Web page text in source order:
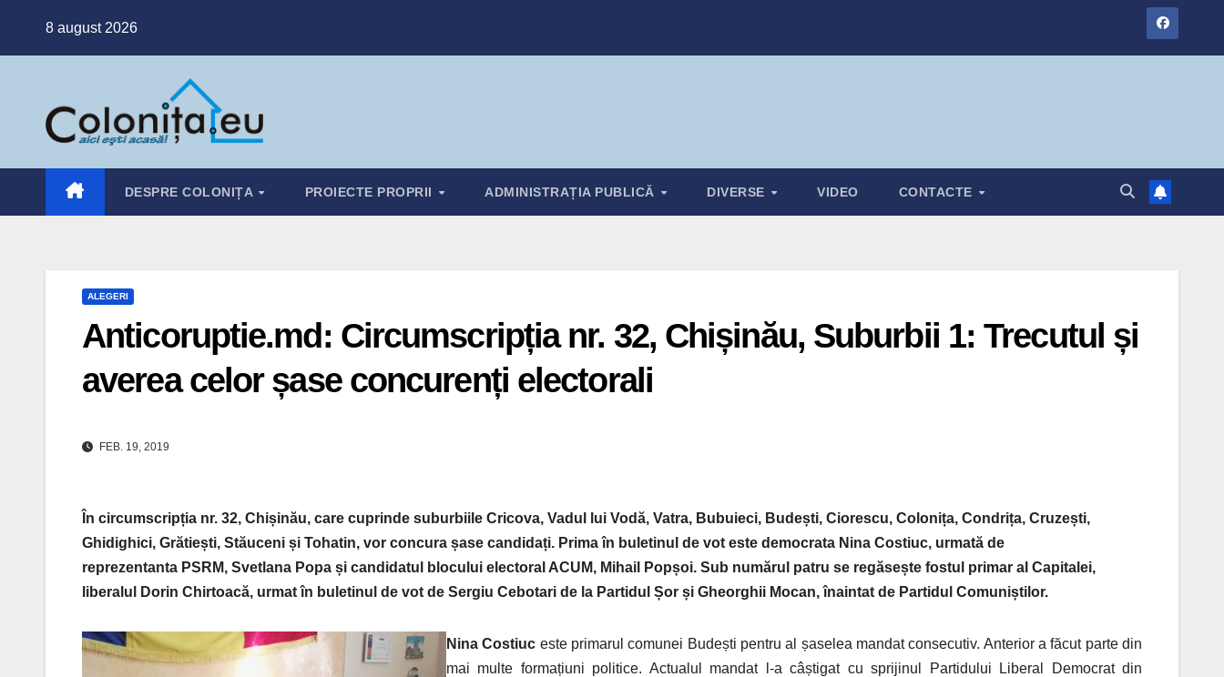
8 august 2026
DESPRE COLONIȚA PROIECTE PROPRII ADMINISTRAȚIA PUBLICĂ DIVERSE VIDEO CONTACTE
ALEGERI
Anticoruptie.md: Circumscripția nr. 32, Chișinău, Suburbii 1: Trecutul și
averea celor șase concurenți electorali
FEB. 19, 2019
În circumscripția nr. 32, Chișinău, care cuprinde suburbiile Cricova, Vadul lui Vodă, Vatra, Bubuieci, Budești, Ciorescu, Colonița, Condrița, Cruzești,
Ghidighici, Grătiești, Stăuceni și Tohatin, vor concura șase candidați. Prima în buletinul de vot este democrata Nina Costiuc, urmată de
reprezentanta PSRM, Svetlana Popa și candidatul blocului electoral ACUM, Mihail Popșoi. Sub numărul patru se regăsește fostul primar al Capitalei,
liberalul Dorin Chirtoacă, urmat în buletinul de vot de Sergiu Cebotari de la Partidul Șor și Gheorghii Mocan, înaintat de Partidul Comuniștilor.
Nina Costiuc este primarul comunei Budești pentru al șaselea mandat consecutiv. Anterior a făcut parte din
mai multe formațiuni politice. Actualul mandat l-a câștigat cu sprijinul Partidului Liberal Democrat din